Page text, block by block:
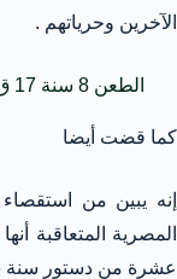
الآخرين وحرياتهم .
الطعن 8 سنة 17 ق مكتب فني 7 جلسة 18 / 5 / 1996ص 656
كما قضت أيضا
إنه يبين من
المصرية المتعاقبة
عشرة من دستور سنة 1923 كانت أولاهما تنص على أن